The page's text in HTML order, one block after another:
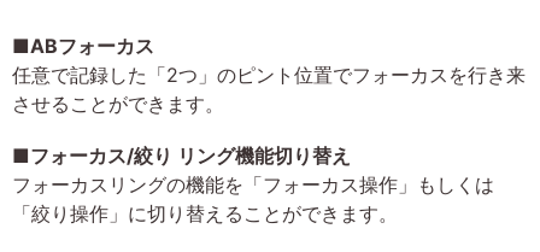
■ABフォーカス
任意で記録した「2つ」のピント位置でフォーカスを行き来
させることができます。
■フォーカス/絞り リング機能切り替え
フォーカスリングの機能を「フォーカス操作」もしくは
「絞り操作」に切り替えることができます。